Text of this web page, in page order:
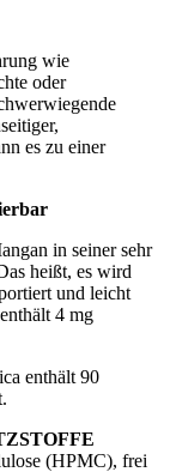
wie
oder
es zu einer
in seiner sehr
heißt, es wird
und leicht
4 mg
enthält 90
(HPMC), frei